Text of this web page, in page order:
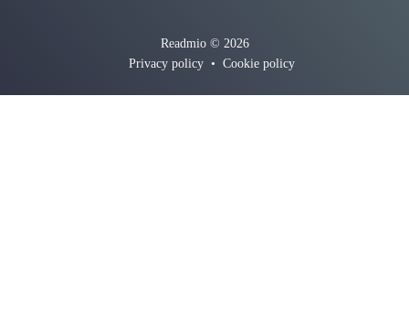
Readmio © 2026
Privacy policy • Cookie policy